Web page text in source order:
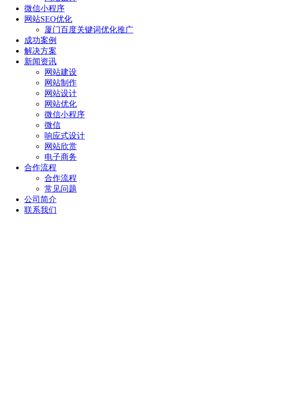
微信小程序
网站SEO优化
厦门百度关键词优化推广
成功案例
解决方案
新闻资讯
网站建设
网站制作
网站设计
网站优化
微信小程序
微信
响应式设计
网站欣赏
电子商务
合作流程
合作流程
常见问题
公司简介
联系我们